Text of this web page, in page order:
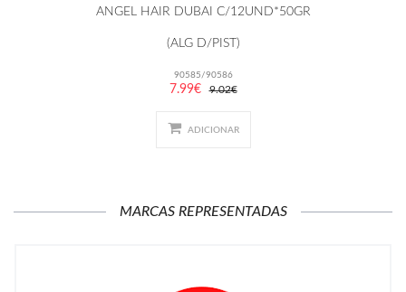
ANGEL HAIR DUBAI C/12UND*50GR
(ALG D/PIST)
90585/90586
7.99€ 9.02€
ADICIONAR
MARCAS REPRESENTADAS